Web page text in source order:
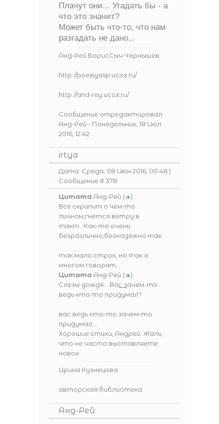
Плачут они... Угадать бы - а
что это значит?
Может быть что-то, что нам
разгадать не дано...
Анд-Рей БорисСыч Чернышев
http://poeziyasp.ucoz.ru/
http://and-rey.ucoz.ru/
Сообщение отредактировал
Анд-Рей - Понедельник, 18 Июл
2016, 12:42
irtya
Дата: Среда, 08 Июн 2016, 00:48 |
Сообщение #378
Цитата Анд-Рей (
)
Всё скрипит о чем-то
личном,гнётся ветру в
такт...Как-то очень
безразлично,безнадёжно так.
так мало строк, но так о
многом говорят...
Цитата Анд-Рей (
)
Слезы дождя... Вас зачем-то
ведь кто-то придумал?
вас ведь кто-то зачем-то
придумал...
Хорошие стихи, Андрей. Жаль,
что не часто выставляете
новое.
Ирина Кузнецова
авторская библиотека
Анд-Рей